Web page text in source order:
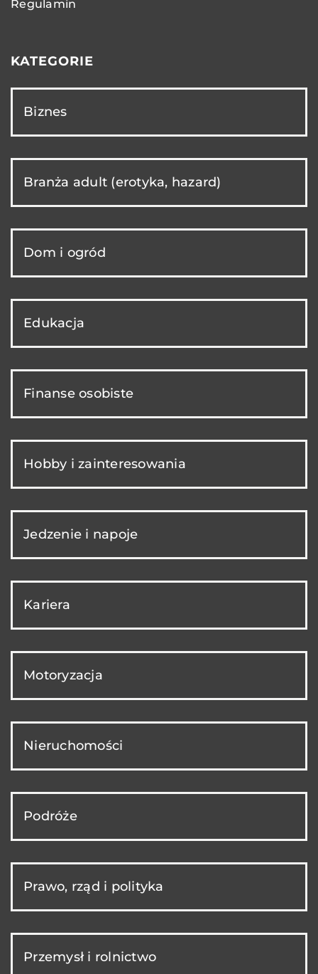
Regulamin
KATEGORIE
Biznes
Branża adult (erotyka, hazard)
Dom i ogród
Edukacja
Finanse osobiste
Hobby i zainteresowania
Jedzenie i napoje
Kariera
Motoryzacja
Nieruchomości
Podróże
Prawo, rząd i polityka
Przemysł i rolnictwo